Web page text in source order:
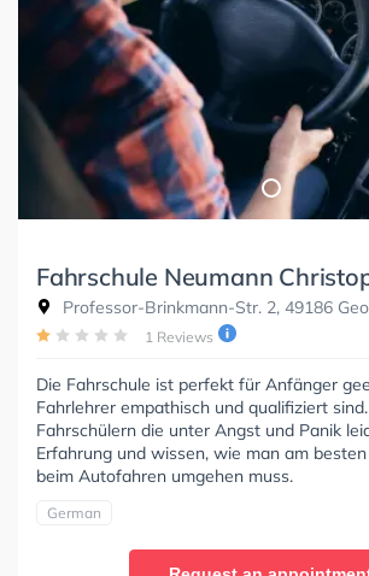
Fahrschule Neumann
Professor-Brinkmann-Str. 2, 49186
1 Reviews
Die Fahrschule ist perfekt für Anfänger
Fahrlehrer empathisch und qualifiziert
Fahrschülern die unter Angst und Panik
Erfahrung und wissen, wie man am
beim Autofahren umgehen muss.
German